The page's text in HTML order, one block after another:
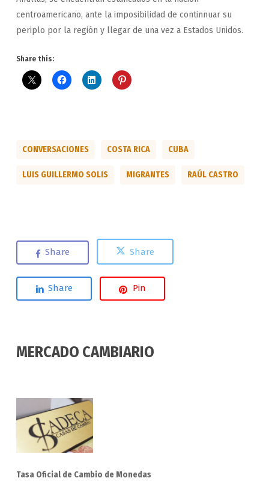
centroamericano, ante la imposibilidad de continnuar su
periplo por la región y llegar de una vez a Estados Unidos.
Share this:
CONVERSACIONES COSTA RICA CUBA
LUIS GUILLERMO SOLIS MIGRANTES RAÚL CASTRO
Share Share
Share Pin
MERCADO CAMBIARIO
Tasa Oficial de Cambio de Monedas